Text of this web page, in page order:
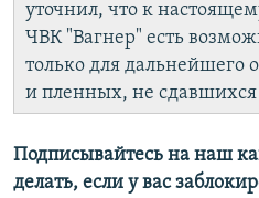
уточнил, что к
ЧВК "Вагнер" есть
только для дальнейшего
и пленных, не сдавшихся
Подписывайтесь на наш
делать, если у вас